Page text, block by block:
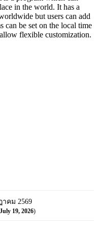
in the world. It has a
but users can add
can be set on the local time
flexible customization.
คม 2569
July 19, 2026)